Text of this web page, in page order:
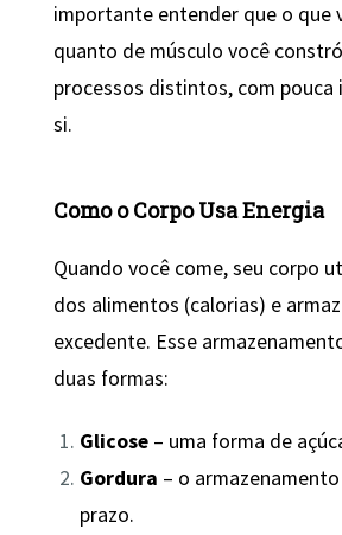
importante entender que o que
quanto de músculo você
processos distintos, com
si.
Como o Corpo Usa Energia
Quando você come, seu corpo
dos alimentos (calorias) e
excedente. Esse
duas formas:
Glicose – uma forma de
Gordura – o
prazo.